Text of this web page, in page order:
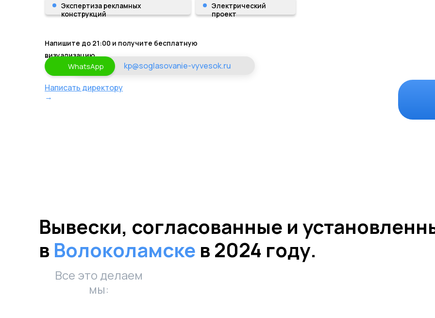
Напишите до 21:00 и получите бесплатную
визуализацию
kp@soglasovanie-vyvesok.ru
WhatsApp
Написать директору
→
Экспертиза рекламных
конструкций
Электрический
проект
Вывески, согласованные и
в Волоколамске в 2024 году.
Все это делаем
мы: